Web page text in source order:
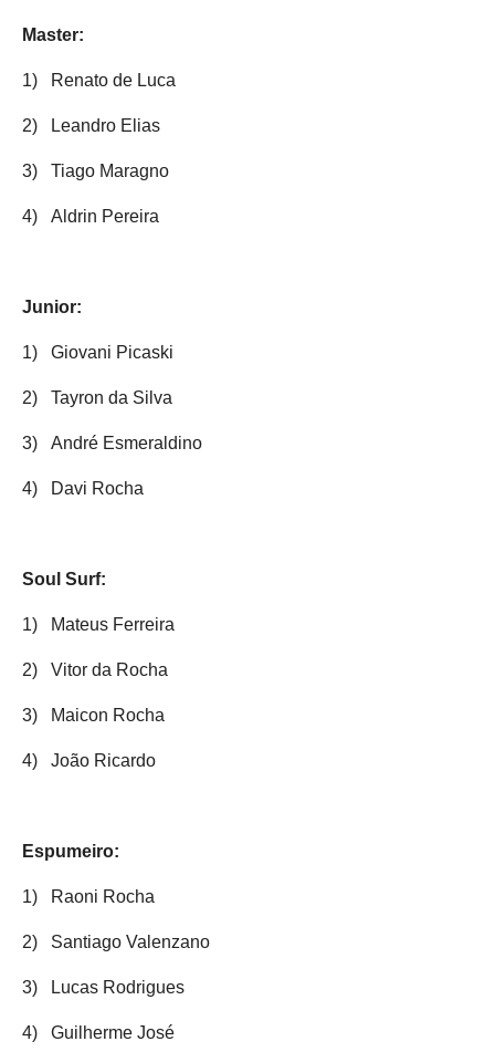
Master:
1) Renato de Luca
2) Leandro Elias
3) Tiago Maragno
4) Aldrin Pereira
Junior:
1) Giovani Picaski
2) Tayron da Silva
3) André Esmeraldino
4) Davi Rocha
Soul Surf:
1) Mateus Ferreira
2) Vitor da Rocha
3) Maicon Rocha
4) João Ricardo
Espumeiro:
1) Raoni Rocha
2) Santiago Valenzano
3) Lucas Rodrigues
4) Guilherme José